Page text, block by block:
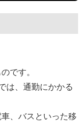
です。
は、通勤にかかる
、バスといった移